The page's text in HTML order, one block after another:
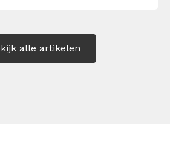
alle artikelen